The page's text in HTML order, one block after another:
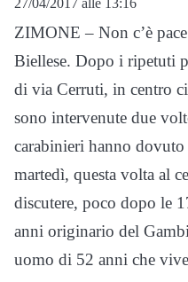
27/04/2017 alle 13:16
ZIMONE – Non c’è
Biellese. Dopo i ripetuti
di via Cerruti, in centro
sono intervenute due
carabinieri hanno
martedì, questa volta al
discutere, poco dopo le
anni originario del
uomo di 52 anni che